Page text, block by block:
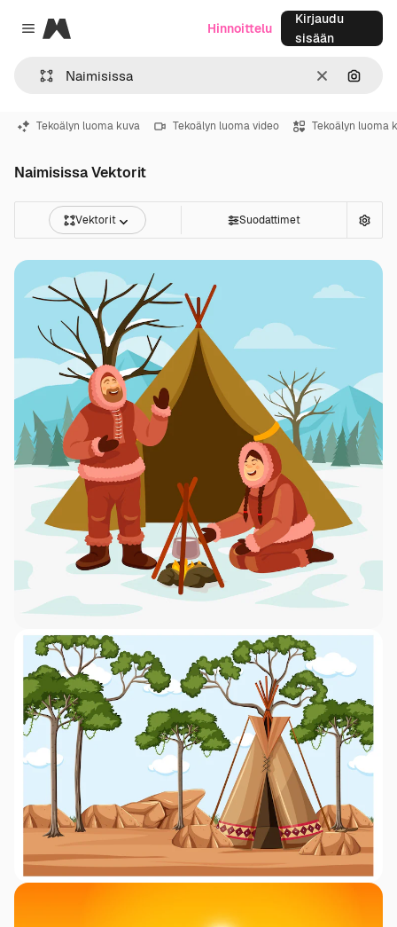
Close menu
Magnific
SelkeäHae
Hinnoittelu
Kirjaudu
sisään
Tekoälyn luoma kuva Tekoälyn luoma video Tekoälyn luoma
Naimisissa Vektorit
Vektorit Suodattimet